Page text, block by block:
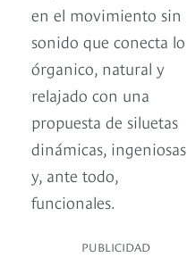
en el movimiento sin
sonido que conecta lo
órganico, natural y
relajado con una
propuesta de siluetas
dinámicas, ingeniosas
y, ante todo,
funcionales.
PUBLICIDAD